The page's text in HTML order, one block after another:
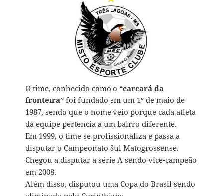
O time, conhecido como o “carcará da
fronteira” foi fundado em um 1º de maio de
1987, sendo que o nome veio porque cada atleta
da equipe pertencia a um bairro diferente.
Em 1999, o time se profissionaliza e passa a
disputar o Campeonato Sul Matogrossense.
Chegou a disputar a série A sendo vice-campeão
em 2008.
Além disso, disputou uma Copa do Brasil sendo